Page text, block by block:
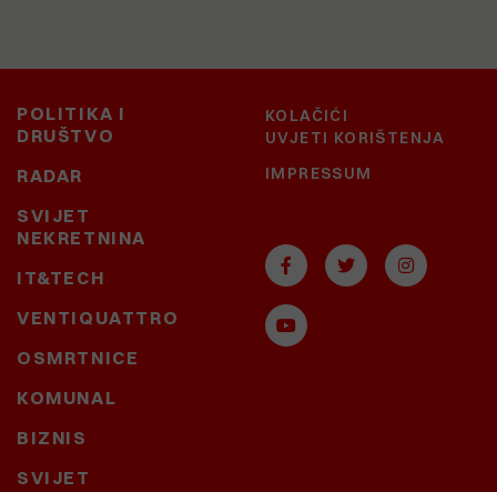
POLITIKA I
DRUŠTVO
RADAR
SVIJET
NEKRETNINA
IT&TECH
VENTIQUATTRO
OSMRTNICE
KOMUNAL
BIZNIS
SVIJET
KOLAČIĆI
UVJETI KORIŠTENJA
IMPRESSUM